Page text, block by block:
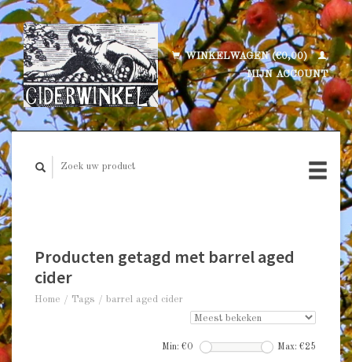
WINKELWAGEN (€0,00)
MIJN ACCOUNT
Producten getagd met barrel aged
cider
Home / Tags / barrel aged cider
Min: €0 Max: €25